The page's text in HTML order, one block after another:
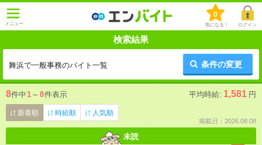
メニュー
0
気になる！ ログイン
検索結果
舞浜で一般事務のバイト一覧 条件の変更
8件中1 ～ 8件表示 平均時給: 1,581 円
新着順 時給順 人気順
掲載日：2026.08.08
未読